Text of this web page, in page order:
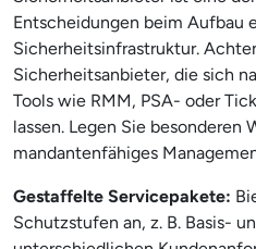
Entscheidungen beim Aufbau
Sicherheitsinfrastruktur.
Sicherheitsanbieter, die sich
Tools wie RMM, PSA- oder
lassen. Legen Sie besonderen
mandantenfähiges
Gestaffelte Servicepakete:
Schutzstufen an, z. B. Basis-